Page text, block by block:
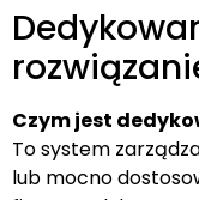
Czym jest
To system
lub mocno